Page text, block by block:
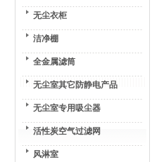
无尘衣柜
洁净棚
全金属滤筒
无尘室其它防静电产品
无尘室专用吸尘器
活性炭空气过滤网
风淋室